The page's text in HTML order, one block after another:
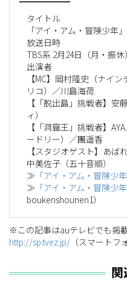
タイトル
「アイ・アム・冒険少年」
放送日時
TBS系 2月24日（月・振休
出演者
【MC】岡村隆史（ナイ
リコ）／川島海荷
【「脱出島」挑戦者】安
ィ）
【「洞窟王」挑戦者】
ードリー）／團遥香
【スタジオゲスト】あば
中美佐子（五十音順）
≫ 「アイ・アム・冒険少
≫ 「アイ・アム・冒険少
boukenshounen1）
※この記事はauテレビでも掲
http://sp.tvez.jp/ （スマートフ